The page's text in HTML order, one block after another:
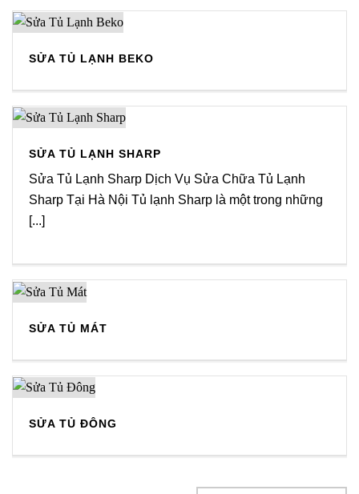
SỬA TỦ LẠNH BEKO
SỬA TỦ LẠNH SHARP
Sửa Tủ Lạnh Sharp Dịch Vụ Sửa Chữa Tủ Lạnh
Sharp Tại Hà Nội Tủ lạnh Sharp là một trong những
[...]
SỬA TỦ MÁT
SỬA TỦ ĐÔNG